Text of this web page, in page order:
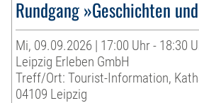
Rundgang »Geschichten
Mi, 09.09.2026 | 17:00 Uhr - 18:30
Leipzig Erleben GmbH
Treff/Ort: Tourist-Information,
04109 Leipzig